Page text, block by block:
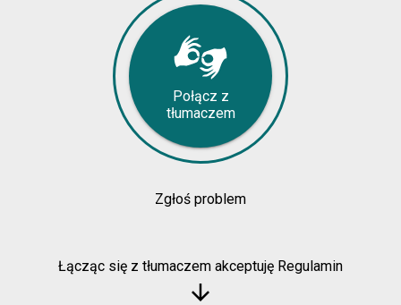
Połącz z
tłumaczem
Zgłoś problem
Łącząc się z tłumaczem akceptuję Regulamin
arrow_downward